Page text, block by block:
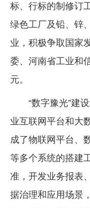
标、行标的制修订
绿色工厂及铅、锌
业，积极争取国家
委、河南省工业和
元。
“数字豫光”建
业互联网平台和大
成了物联网平台、
等多个系统的搭建
准，开发业务报表
据治理和应用场景